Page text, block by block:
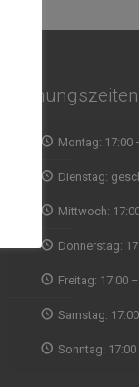
indisches Essen
und Ambiente,
empfehlen
Öffnungszeiten
Montag: 17:00
Dienstag:
Mittwoch:
Donnerstag:
Freitag: 17:00
Samstag:
Sonntag: